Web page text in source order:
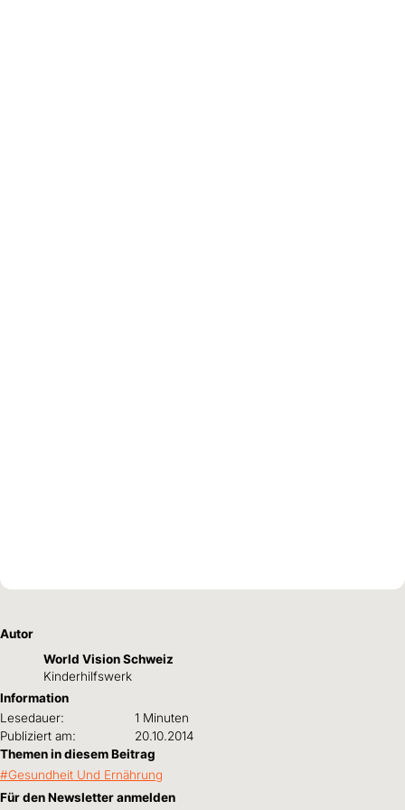
Autor
World Vision Schweiz
Kinderhilfswerk
Information
Lesedauer:
1 Minuten
Publiziert am:
20.10.2014
Themen in diesem Beitrag
Gesundheit Und Ernährung
Für den Newsletter anmelden